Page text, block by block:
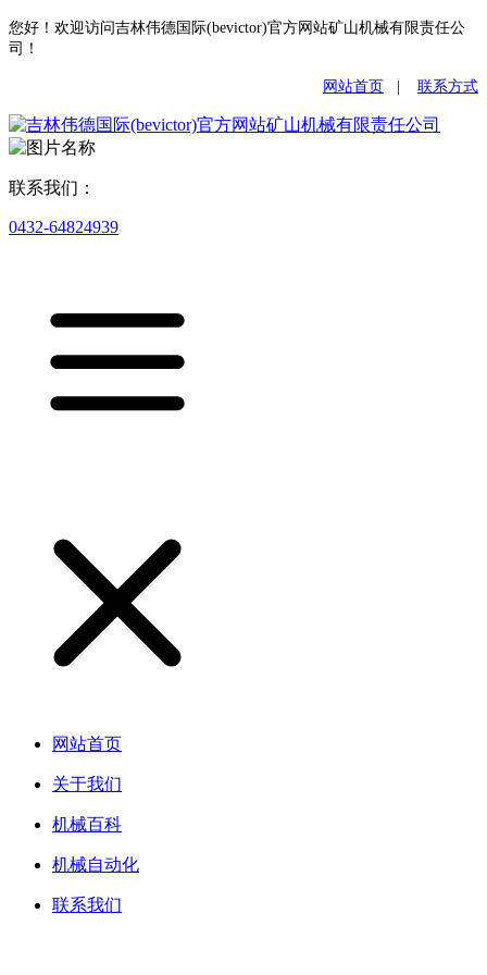
您好！欢迎访问吉林伟德国际(bevictor)官方网站矿山机械有限责任公
司！
网站首页 联系方式
联系我们：
0432-64824939
网站首页
关于我们
机械百科
机械自动化
联系我们